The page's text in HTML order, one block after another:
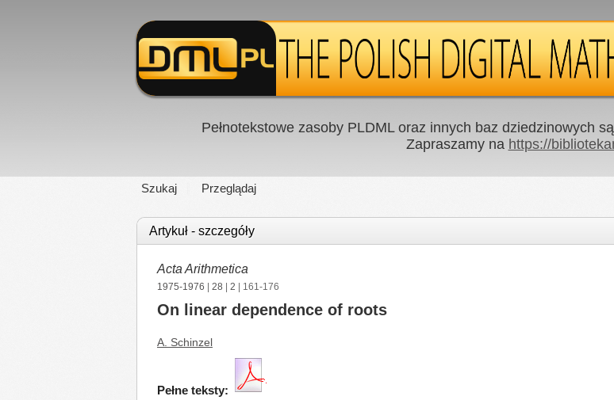
Pełnotekstowe zasoby PLDML oraz innych baz dziedzinowych
Zapraszamy na https://
Szukaj Przeglądaj
Artykuł - szczegóły
Acta Arithmetica
1975-1976 28 2 | 161-176
On linear dependence of roots
A. Schinzel
Pełne teksty: